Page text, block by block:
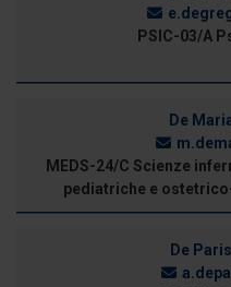
PSIC-03/A
De
MEDS-24/C Scienze
pediatriche e
De